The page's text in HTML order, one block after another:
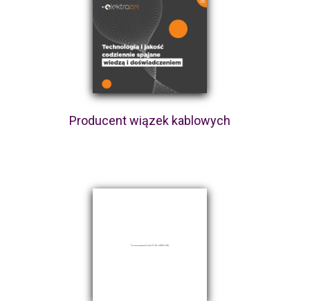
Producent wiązek kablowych